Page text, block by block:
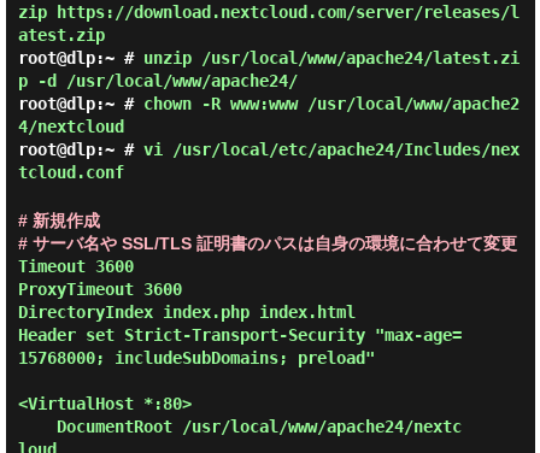
zip https://download.nextcloud.com/server/releases/l
atest.zip
root@dlp:~ # unzip /usr/local/www/apache24/latest.zi
p -d /usr/local/www/apache24/
root@dlp:~ # chown -R www:www /usr/local/www/apache2
4/nextcloud
root@dlp:~ # vi /usr/local/etc/apache24/Includes/nex
tcloud.conf
# 新規作成
# サーバ名や SSL/TLS 証明書のパスは自身の環境に合わせて変更
Timeout 3600
ProxyTimeout 3600
DirectoryIndex index.php index.html
Header set Strict-Transport-Security "max-age=
15768000; includeSubDomains; preload"
<VirtualHost *:80>